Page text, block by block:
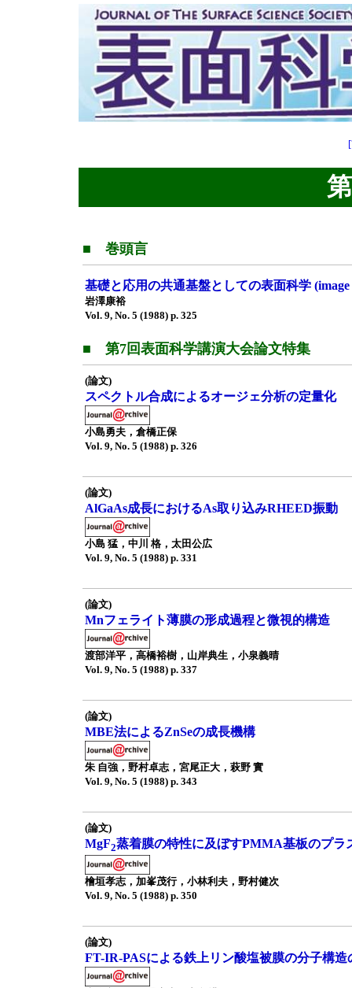
■ 巻頭言
基礎と応用の共通基盤としての表面科学
岩澤康裕
Vol. 9, No. 5 (1988) p. 325
■ 第7回表面科学講演大会論文特集
(論文)
スペクトル合成によるオージェ分析の定量化
小島勇夫，倉橋正保
Vol. 9, No. 5 (1988) p. 326
(論文)
AlGaAs成長におけるAs取り込みRHEED振動
小島 猛，中川 格，太田公広
Vol. 9, No. 5 (1988) p. 331
(論文)
Mnフェライト薄膜の形成過程と微視的構造
渡部洋平，高橋裕樹，山岸典生，小泉義晴
Vol. 9, No. 5 (1988) p. 337
(論文)
MBE法によるZnSeの成長機構
朱 自強，野村卓志，宮尾正大，萩野 實
Vol. 9, No. 5 (1988) p. 343
(論文)
MgF2蒸着膜の特性に及ぼすPMMA基板のプラ
檜垣孝志，加峯茂行，小林利夫，野村健次
Vol. 9, No. 5 (1988) p. 350
(論文)
FT-IR-PASによる鉄上リン酸塩被膜の分子構造